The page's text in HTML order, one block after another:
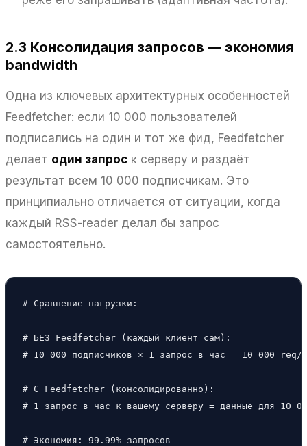
2.3 Консолидация запросов — экономия
bandwidth
Одна из ключевых архитектурных особенностей
Feedfetcher: если 10 000 пользователей
подписались на один и тот же фид, Feedfetcher
делает один запрос к серверу и раздаёт
результат всем 10 000 подписчикам. Это
принципиально отличается от ситуации, когда
каждый RSS-reader делал бы запрос
самостоятельно.
# Сравнение нагрузки:
# БЕЗ Feedfetcher (каждый клиент сам):
# 10 000 подписчиков × 1 запрос в час = 10 000 req/
# С Feedfetcher (консолидированно):
# 1 запрос в час к вашему серверу = данные для 10
# Экономия: 99.99% запросов